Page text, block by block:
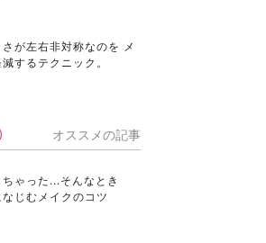
が左右非対称なのを メ
するテクニック。
オススメの記事
ちゃった...そんなとき
じむメイクのコツ